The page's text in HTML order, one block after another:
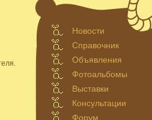
Новости
Справочник
Объявления
Фотоальбомы
Выставки
Консультации
Форум